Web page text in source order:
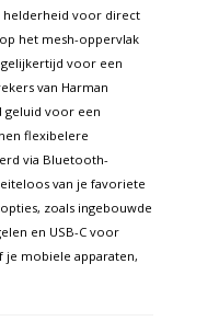
helderheid voor direct
het mesh-oppervlak
voor een
van Harman
geluid voor een
flexibelere
via Bluetooth-
van je favoriete
zoals ingebouwde
en USB-C voor
je mobiele apparaten,